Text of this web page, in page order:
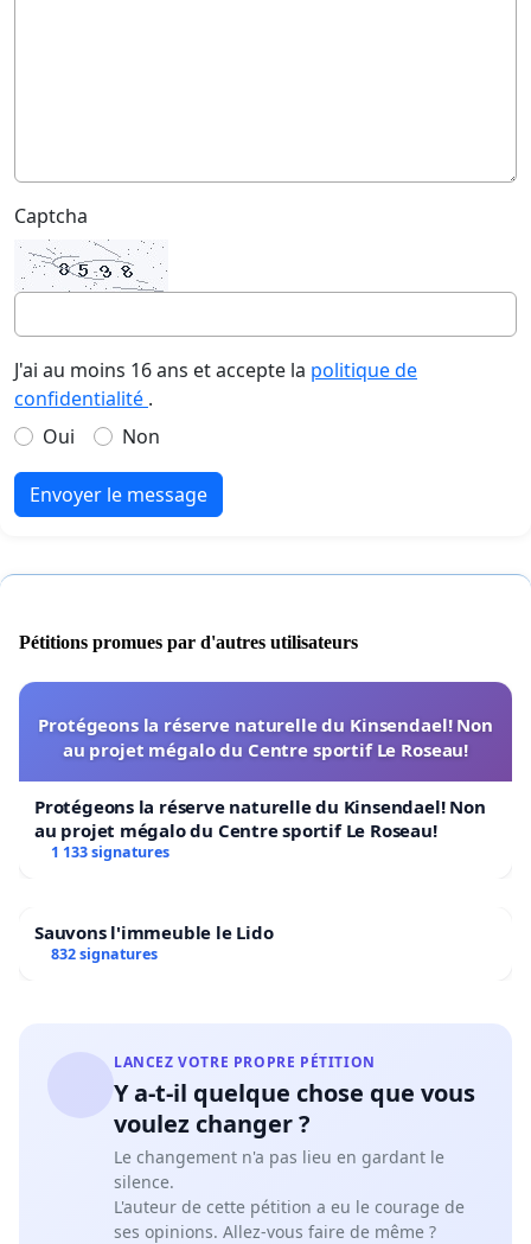
Captcha
J'ai au moins 16 ans et accepte la politique de
confidentialité .
Oui
Non
Envoyer le message
Pétitions promues par d'autres utilisateurs
Protégeons la réserve naturelle du Kinsendael! Non
au projet mégalo du Centre sportif Le Roseau!
Protégeons la réserve naturelle du Kinsendael! Non
au projet mégalo du Centre sportif Le Roseau!
1 133 signatures
Sauvons l'immeuble le Lido
832 signatures
LANCEZ VOTRE PROPRE PÉTITION
Y a-t-il quelque chose que vous
voulez changer ?
Le changement n'a pas lieu en gardant le
silence.
L'auteur de cette pétition a eu le courage de
ses opinions. Allez-vous faire de même ?